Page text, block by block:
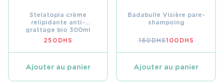
Stelatopia crème
relipidante anti-
grattage bio 300ml
250 DHS
Ajouter au panier
Badabulle Visière pare-
shampoing
160DHSLE
PRIX
ÉTAIT :
100 DHS
LE
PRIX
EST :
Ajouter au panier